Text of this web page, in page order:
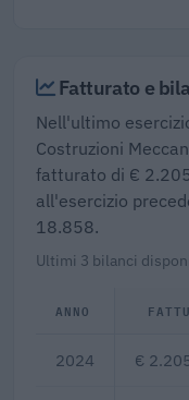
Fatturato e
Nell'ultimo
Costruzioni
fatturato di €
all'esercizio
18.858.
Ultimi 3 bilanci
ANNO
2024 €